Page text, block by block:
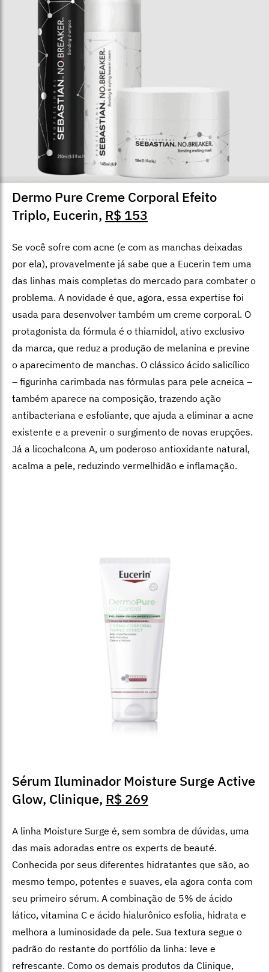
Dermo Pure Creme Corporal Efeito
Triplo, Eucerin, R$ 153
Se você sofre com acne (e com as manchas deixadas
por ela), provavelmente já sabe que a Eucerin tem uma
das linhas mais completas do mercado para combater o
problema. A novidade é que, agora, essa expertise foi
usada para desenvolver também um creme corporal. O
protagonista da fórmula é o thiamidol, ativo exclusivo
da marca, que reduz a produção de melanina e previne
o aparecimento de manchas. O clássico ácido salicílico
– figurinha carimbada nas fórmulas para pele acneica –
também aparece na composição, trazendo ação
antibacteriana e esfoliante, que ajuda a eliminar a acne
existente e a prevenir o surgimento de novas erupções.
Já a licochalcona A, um poderoso antioxidante natural,
acalma a pele, reduzindo vermelhidão e inflamação.
Sérum Iluminador Moisture Surge Active
Glow, Clinique, R$ 269
A linha Moisture Surge é, sem sombra de dúvidas, uma
das mais adoradas entre os experts de beauté.
Conhecida por seus diferentes hidratantes que são, ao
mesmo tempo, potentes e suaves, ela agora conta com
seu primeiro sérum. A combinação de 5% de ácido
lático, vitamina C e ácido hialurônico esfolia, hidrata e
melhora a luminosidade da pele. Sua textura segue o
padrão do restante do portfólio da linha: leve e
refrescante. Como os demais produtos da Clinique,